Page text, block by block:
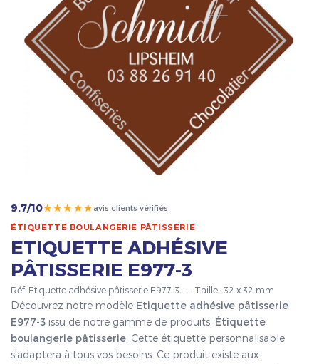
9.7/10★★★★★avis clients vérifiés
ÉTIQUETTE BOULANGERIE PÂTISSERIE
ETIQUETTE ADHÉSIVE
PÂTISSERIE E977-3
Réf. Etiquette adhésive pâtisserie E977-3 — Taille : 32 x 32 mm
Découvrez notre modèle Etiquette adhésive pâtisserie
E977-3 issu de notre gamme de produits, Étiquette
boulangerie pâtisserie . Cette étiquette personnalisable
s'adaptera à tous vos besoins. Ce produit existe aux